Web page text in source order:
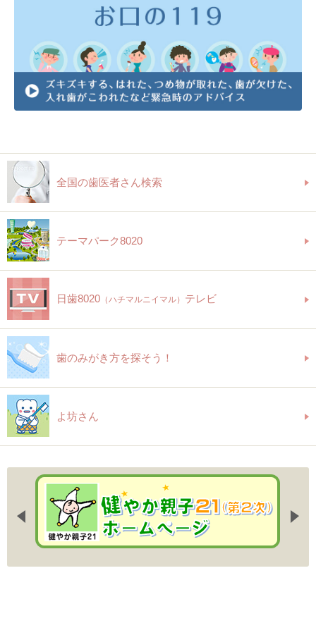
全国の歯医者さん検索
テーマパーク8020
日歯8020 （ハチマルニイマル） テレビ
歯のみがき方を探そう！
よ坊さん